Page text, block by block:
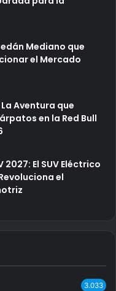
Mediano que
el Mercado
Aventura que
en la Red Bull
2027: El SUV Eléctrico
el
3.033